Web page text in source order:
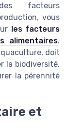
facteurs
vous
les facteurs
alimentaires.
doit
la biodiversité,
la pérennité
et